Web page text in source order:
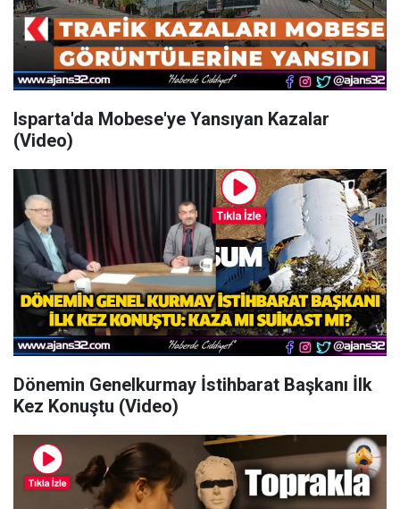
Isparta'da Mobese'ye Yansıyan Kazalar
(Video)
Dönemin Genelkurmay İstihbarat Başkanı İlk
Kez Konuştu (Video)